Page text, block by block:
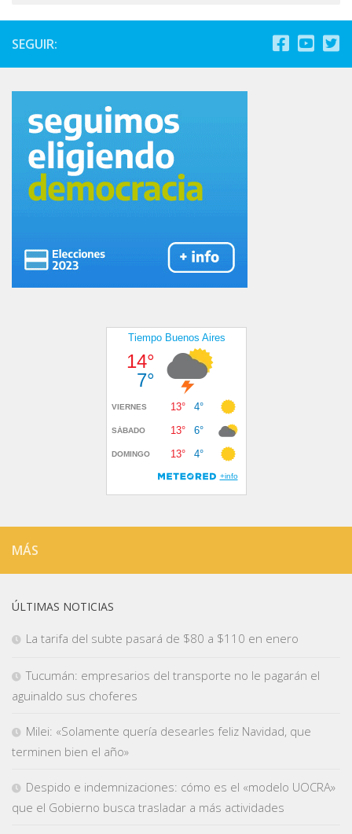
SEGUIR:
MÁS
ÚLTIMAS NOTICIAS
La tarifa del subte pasará de $80 a $110 en enero
Tucumán: empresarios del transporte no le pagarán el
aguinaldo sus choferes
Milei: «Solamente quería desearles feliz Navidad, que
terminen bien el año»
Despido e indemnizaciones: cómo es el «modelo UOCRA»
que el Gobierno busca trasladar a más actividades